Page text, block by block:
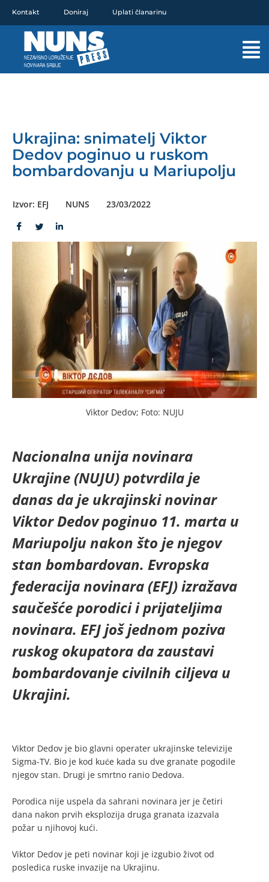
sadržaj
Kontakt Doniraj Uplati članarinu
Ukrajina: snimatelj Viktor
Dedov poginuo u ruskom
bombardovanju u Mariupolju
Izvor: EFJ NUNS 23/03/2022
Viktor Dedov; Foto: NUJU
Nacionalna unija novinara
Ukrajine (NUJU) potvrdila je
danas da je ukrajinski novinar
Viktor Dedov poginuo 11. marta u
Mariupolju nakon što je njegov
stan bombardovan. Evropska
federacija novinara (EFJ) izražava
saučešće porodici i prijateljima
novinara. EFJ još jednom poziva
ruskog okupatora da zaustavi
bombardovanje civilnih ciljeva u
Ukrajini.
Viktor Dedov je bio glavni operater ukrajinske televizije
Sigma-TV. Bio je kod kuće kada su dve granate pogodile
njegov stan. Drugi je smrtno ranio Dedova.
Porodica nije uspela da sahrani novinara jer je četiri
dana nakon prvih eksplozija druga granata izazvala
požar u njihovoj kući.
Viktor Dedov je peti novinar koji je izgubio život od
posledica ruske invazije na Ukrajinu.